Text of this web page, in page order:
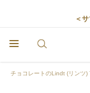
＜
チョコレートのLindt (リンツ)